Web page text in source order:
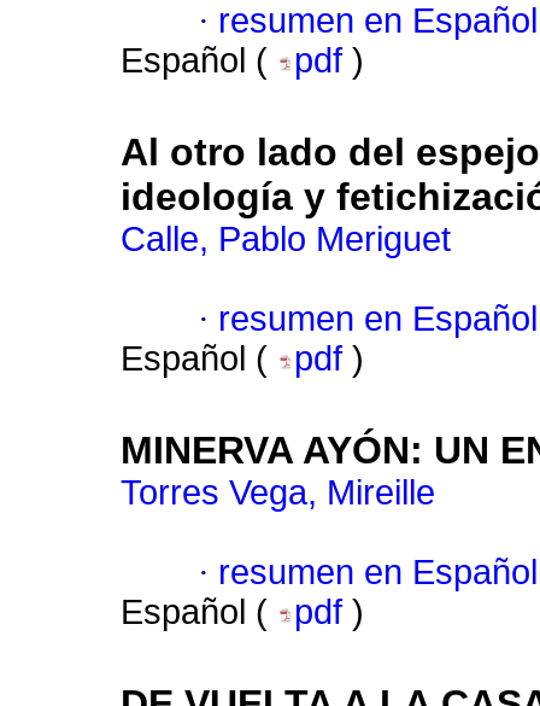
· resumen en Español
Español (
pdf )
Al otro lado del
ideología y
Calle, Pablo Meriguet
· resumen en Español
Español (
pdf )
MINERVA AYÓN: UN
Torres Vega, Mireille
· resumen en Español
Español (
pdf )